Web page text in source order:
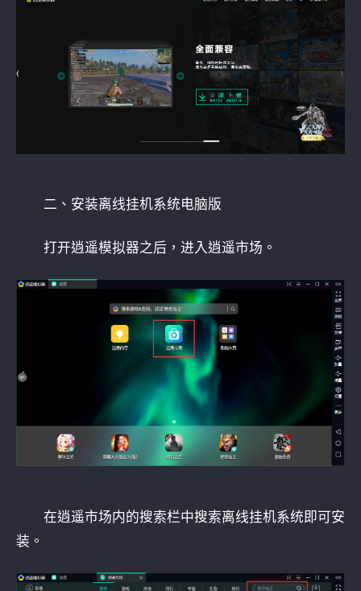
二、安装离线挂机系统电脑版
打开逍遥模拟器之后，进入逍遥市场。
在逍遥市场内的搜索栏中搜索离线挂机系统即可安
装。